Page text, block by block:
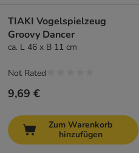
TIAKI Vogelspielzeug
Groovy Dancer
ca. L 46 x B 11 cm
9,69 €
Not Rated
Zum Warenkorb
hinzufügen